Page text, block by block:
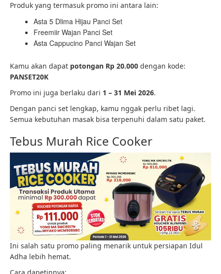
Produk yang termasuk promo ini antara lain:
Asta 5 Dlima Hijau Panci Set
Freemiir Wajan Panci Set
Asta Cappucino Panci Wajan Set
Kamu akan dapat potongan Rp 20.000 dengan kode:
PANSET20K
Promo ini juga berlaku dari 1 – 31 Mei 2026.
Dengan panci set lengkap, kamu nggak perlu ribet lagi.
Semua kebutuhan masak bisa terpenuhi dalam satu paket.
Tebus Murah Rice Cooker
Ini salah satu promo paling menarik untuk persiapan Idul
Adha lebih hemat.